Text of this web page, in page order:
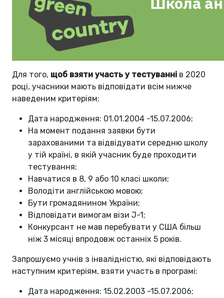
Для того, щоб взяти участь у тестуванні в 2020
році, учасники мають відповідати всім нижче
наведеним критеріям:
Дата народження: 01.01.2004 -15.07.2006;
На момент подання заявки бути
зарахованими та відвідувати середню школу
у тій країні, в якій учасник буде проходити
тестування;
Навчатися в 8, 9 або 10 класі школи;
Володіти англійською мовою;
Бути громадянином України;
Відповідати вимогам візи J-1;
Конкурсант не мав перебувати у США більш
ніж 3 місяці впродовж останніх 5 років.
Запрошуємо учнів з інвалідністю, які відповідають
наступним критеріям, взяти участь в програмі:
Дата народження: 15.02.2003 -15.07.2006;